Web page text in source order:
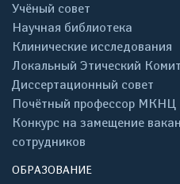
Учёный совет
Научная библиотека
Клинические исследования
Локальный Этический
Диссертационный совет
Почётный профессор МКНЦ
Конкурс на замещение
сотрудников
ОБРАЗОВАНИЕ